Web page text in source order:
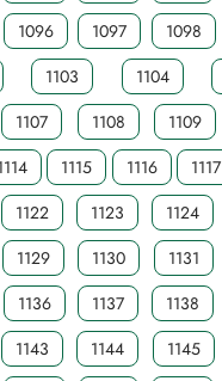
1096 1097 1098
1103 1104
1107 1108 1109
1115 1116 1117
1122 1123 1124
1129 1130 1131
1136 1137 1138
1143 1144 1145